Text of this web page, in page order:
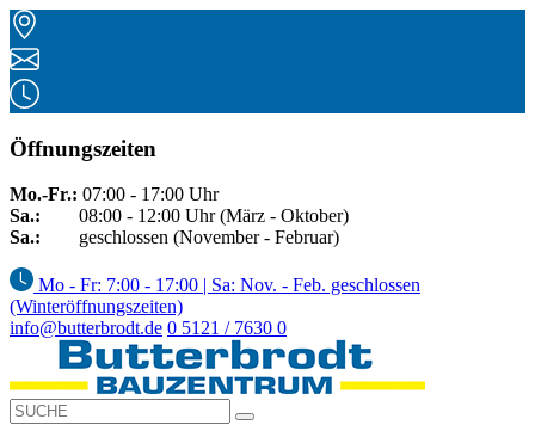
Öffnungszeiten
Mo.-Fr.: 07:00 - 17:00 Uhr
Sa.: 08:00 - 12:00 Uhr (März - Oktober)
Sa.: geschlossen (November - Februar)
Mo - Fr: 7:00 - 17:00 | Sa: Nov. - Feb. geschlossen
(Winteröffnungszeiten)
info@butterbrodt.de 0 5121 / 7630 0